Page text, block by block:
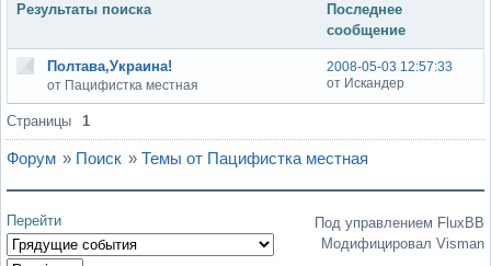
Результаты поиска
Последнее
сообщение
Полтава,Украина!
от Пацифистка местная
2008-05-03 12:57:33
от Искандер
Страницы 1
Форум » Поиск » Темы от Пацифистка местная
Перейти
Под управлением FluxBB
Модифицировал Visman